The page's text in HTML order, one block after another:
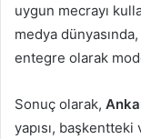
uygun mecrayı
medya
entegre olarak
Sonuç olarak,
yapısı,